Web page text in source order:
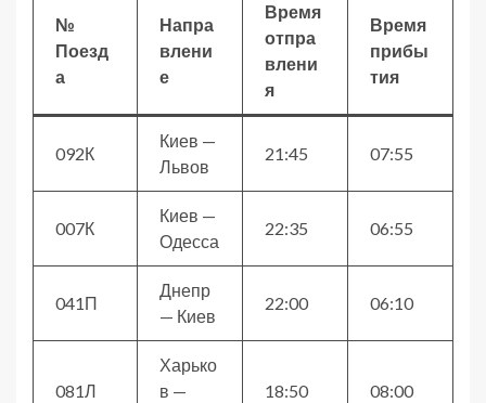
№
Поезд
а
Напра
влени
е
Время
отпра
влени
я
Время
прибы
тия
092К
Киев —
Львов
21:45 07:55
007К
Киев —
Одесса
22:35 06:55
041П
Днепр
— Киев
22:00 06:10
081Л
Харько
в —
18:50 08:00